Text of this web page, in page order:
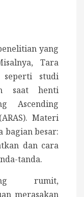
yang
Tara
seperti studi
saat henti
Ascending
Materi
bagian besar:
dan cara
tanda.
rumit,
merasakan